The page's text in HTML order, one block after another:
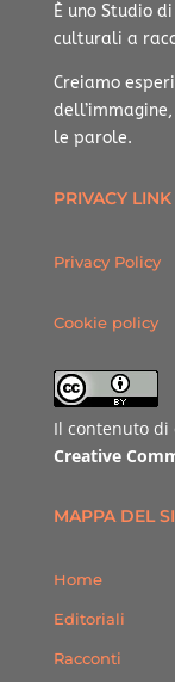
È uno Studio
culturali a
Creiamo
le parole.
PRIVACY LINK
Privacy Policy
Cookie policy
Il contenuto di
Creative
MAPPA DEL
Home
Editoriali
Racconti